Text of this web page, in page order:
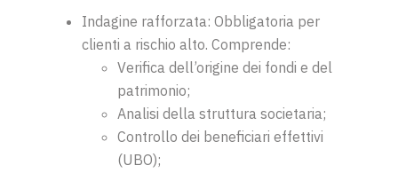
Indagine rafforzata: Obbligatoria per
clienti a rischio alto. Comprende:
Verifica dell’origine dei fondi e del
patrimonio;
Analisi della struttura societaria;
Controllo dei beneficiari effettivi
(UBO);